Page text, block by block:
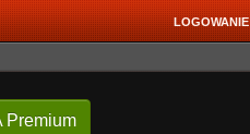
LOGOWANIE
Premium